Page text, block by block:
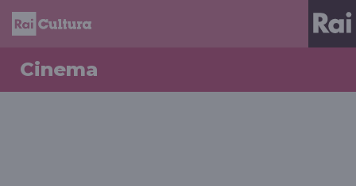
Cinema